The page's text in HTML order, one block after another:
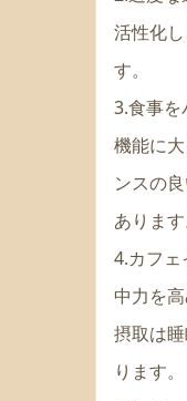
活性化
す。
3.食事を
機能に
ンスの
あります
4.カフェ
中力を
摂取は
ります。